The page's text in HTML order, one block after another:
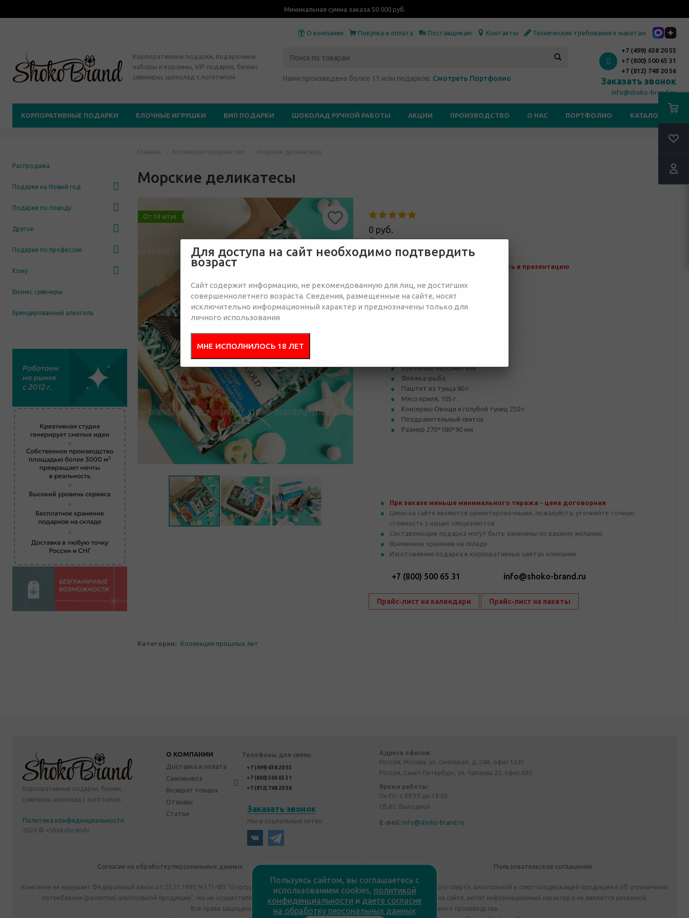
Минимальная сумма заказа 50 000 руб.
О компании Покупка и оплата Поставщикам Контакты Технические требования к макетам
Корпоративные подарки, подарочные
наборы и корзины, VIP подарки, бизнес
сувениры, шоколад с логотипом
Нами произведено более 11 млн.подарков. Смотреть Портфолио
+7 (499) 638 20 55
+7 (800) 500 65 31
+7 (812) 748 20 56
Заказать звонок
info@shoko-brand.ru
КОРПОРАТИВНЫЕ ПОДАРКИ ЕЛОЧНЫЕ ИГРУШКИ ВИП ПОДАРКИ ШОКОЛАД РУЧНОЙ РАБОТЫ АКЦИИ ПРОИЗВОДСТВО О НАС ПОРТФОЛИО КАТАЛОГИ
Распродажа
Подарки на Новый год
Подарки по поводу
Другое
Подарки по профессии
Кому
Бизнес сувениры
Брендированный алкоголь
Главная - Коллекция прошлых лет - Морские деликатесы
Морские деликатесы
От 10 штук
0 руб.
Нет в наличии
Добавить в презентацию
Бумажный наполнитель
Фляжка-рыба
Паштет из тунца 80 г
Мясо криля, 105 г.
Консервы Овощи и голубой тунец 250 г.
Поздравительный свиток
Размер 270*180*90 мм
При заказе меньше минимального тиража - цена договорная
Цены на сайте являются ориентировочными, пожалуйста, уточняйте точную
стоимость у наших специалистов
Составляющие подарка могут быть заменены по вашему желанию
Временное хранение на складе
Изготовление подарка в корпоративных цветах компании
+7 (800) 500 65 31 info@shoko-brand.ru
Прайс-лист на календари Прайс-лист на пакеты
Категории: Коллекция прошлых лет
Корпоративные подарки, бизнес
сувениры, шоколад с логотипом
Политика конфиденциальности
2026 © «Shokobrand»
О КОМПАНИИ
Доставка и оплата
Самовывоз
Возврат товара
Отзывы
Статьи
Телефоны для связи:
+7 (499) 638 20 55
+7 (800) 500 65 31
+7 (812) 748 20 56
Заказать звонок
Мы в социальных сетях:
Адреса офисов:
Россия, Москва, ул. Смольная, д. 24А, офис 1241
Россия, Санкт-Петербург, ул. Чапаева 25, офис 602
Время работы:
Пн-Пт: с 09:30 до 18:00
Сб,Вс: Выходной
E-mail: info@shoko-brand.ru
Согласие на обработку персональных данных Политика конфиденциальности Пользовательское соглашение
Компания не нарушает Федеральный закон от 22.11.1995 N 171-ФЗ "О государственном регулировании производства и оборота этилового спирта, алкогольной и спиртосодержащей продукции и об ограничении
потребления (распития) алкогольной продукции": мы не осуществляем дистанционную торговлю. Все материалы, размещенные на сайте, носят информационный характер и не являются рекламой.
Все права защищены "Shoko Brand". Авторские корпоративные подарки собственного производства.
Для доступа на сайт необходимо подтвердить
возраст
Сайт содержит информацию, не рекомендованную для лиц, не достигших
совершеннолетнего возраста. Сведения, размещенные на сайте, носят
исключительно информационный характер и преднозначены только для
личного использования
МНЕ ИСПОЛНИЛОСЬ 18 ЛЕТ
Пользуясь сайтом, вы соглашаетесь с
использованием cookies, политикой
конфиденциальности и даете согласие
на обработку персональных данных